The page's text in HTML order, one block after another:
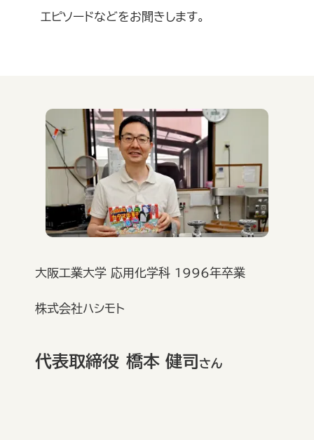
エピソードなどをお聞きします。
大阪工業大学 応用化学科 1996年卒業
株式会社ハシモト
代表取締役 橋本 健司 さん